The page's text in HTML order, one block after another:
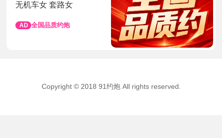
无机车女 套路女
AD 全国品质约炮
Copyright © 2018 91约炮 All rights reserved.